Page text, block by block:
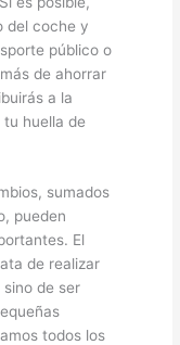
del coche y
público o
de ahorrar
a la
huella de
sumados
pueden
El
de realizar
de ser
todos los